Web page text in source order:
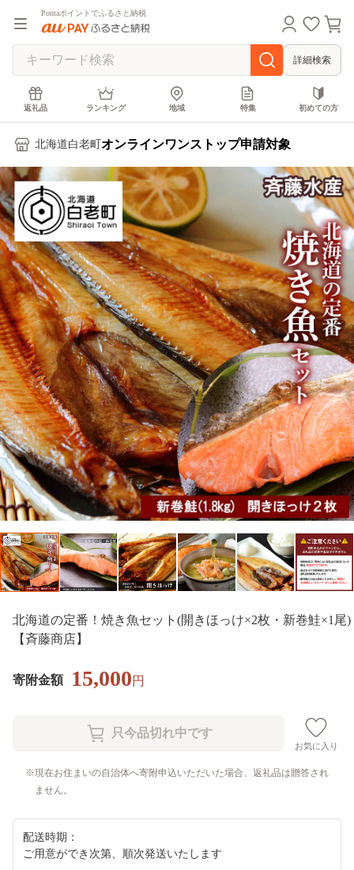
Pontaポイントでふるさと納税
詳細検索
返礼品 ランキング 地域 特集 初めての方
北海道白老町 オンラインワンストップ申請対象
北海道の定番！焼き魚セット(開きほっけ×2枚・新巻鮭×1尾)
【斉藤商店】
寄附金額 15,000円
お気に入り
現在お住まいの自治体へ寄附申込いただいた場合、返礼品は贈答され
ません。
配送時期：
ご用意ができ次第、順次発送いたします